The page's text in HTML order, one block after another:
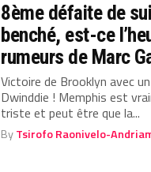
8ème défaite de
benché, est-ce
rumeurs de Marc
Victoire de Brooklyn avec
Dwinddie ! Memphis est
triste et peut être que la...
ByTsirofo Raonivelo-